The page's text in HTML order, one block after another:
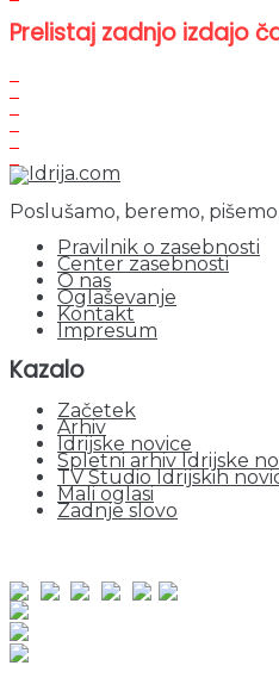
Prelistaj zadnjo izdajo
Poslušamo, beremo,
Pravilnik o zasebnosti
Center zasebnosti
O nas
Oglaševanje
Kontakt
Impresum
Kazalo
Začetek
Arhiv
Idrijske novice
Spletni arhiv Idrijske
TV Studio Idrijskih
Mali oglasi
Zadnje slovo